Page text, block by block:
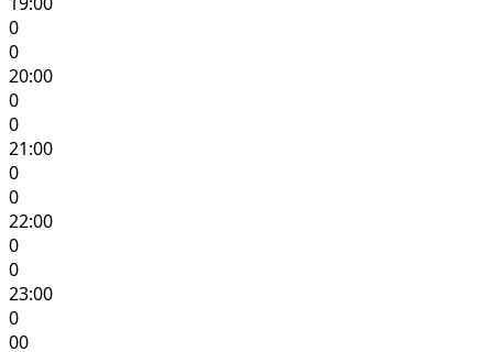
0
0
20:00
0
0
21:00
0
0
22:00
0
0
23:00
0
00